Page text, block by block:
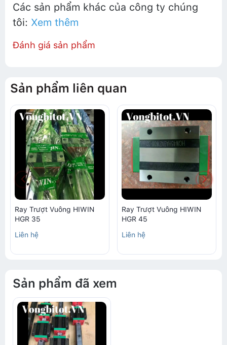
Các sản phẩm khác của công ty chúng
tôi: Xem thêm
Đánh giá sản phẩm
Sản phẩm liên quan
Ray Trượt Vuông HIWIN
HGR 35
Liên hệ
Ray Trượt Vuông HIWIN
HGR 45
Liên hệ
Sản phẩm đã xem